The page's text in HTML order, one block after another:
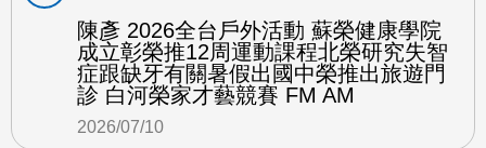
陳彥 2026全台戶外活動 蘇榮健康學院
成立彰榮推12周運動課程北榮研究失智
症跟缺牙有關暑假出國中榮推出旅遊門
診 白河榮家才藝競賽 FM AM
2026/07/10